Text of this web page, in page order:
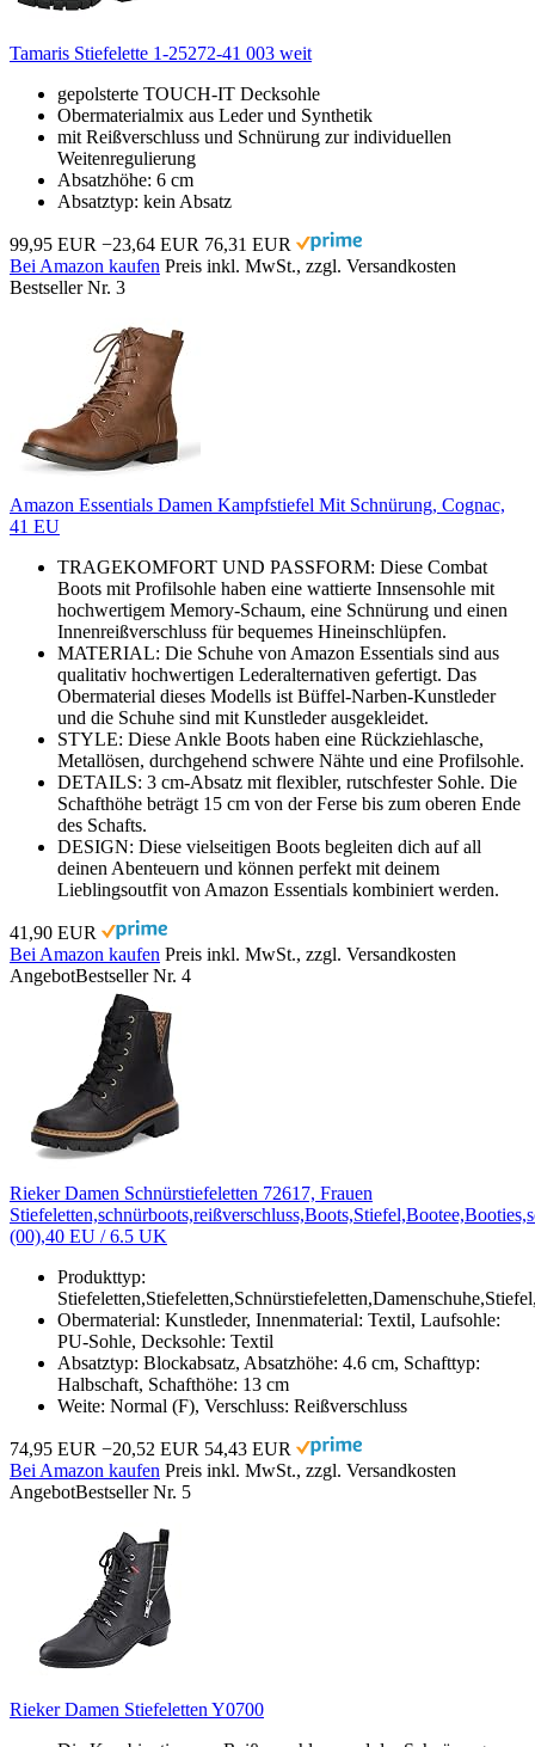
Tamaris Stiefelette 1-25272-41 003 weit
gepolsterte TOUCH-IT Decksohle
Obermaterialmix aus Leder und Synthetik
mit Reißverschluss und Schnürung zur individuellen
Weitenregulierung
Absatzhöhe: 6 cm
Absatztyp: kein Absatz
99,95 EUR −23,64 EUR 76,31 EUR
Bei Amazon kaufen Preis inkl. MwSt., zzgl. Versandkosten
Bestseller Nr. 3
Amazon Essentials Damen Kampfstiefel Mit Schnürung, Cognac,
41 EU
TRAGEKOMFORT UND PASSFORM: Diese Combat
Boots mit Profilsohle haben eine wattierte Innsensohle mit
hochwertigem Memory-Schaum, eine Schnürung und einen
Innenreißverschluss für bequemes Hineinschlüpfen.
MATERIAL: Die Schuhe von Amazon Essentials sind aus
qualitativ hochwertigen Lederalternativen gefertigt. Das
Obermaterial dieses Modells ist Büffel-Narben-Kunstleder
und die Schuhe sind mit Kunstleder ausgekleidet.
STYLE: Diese Ankle Boots haben eine Rückziehlasche,
Metallösen, durchgehend schwere Nähte und eine Profilsohle.
DETAILS: 3 cm-Absatz mit flexibler, rutschfester Sohle. Die
Schafthöhe beträgt 15 cm von der Ferse bis zum oberen Ende
des Schafts.
DESIGN: Diese vielseitigen Boots begleiten dich auf all
deinen Abenteuern und können perfekt mit deinem
Lieblingsoutfit von Amazon Essentials kombiniert werden.
41,90 EUR
Bei Amazon kaufen Preis inkl. MwSt., zzgl. Versandkosten
AngebotBestseller Nr. 4
Rieker Damen Schnürstiefeletten 72617, Frauen
(00),40 EU / 6.5 UK
Produkttyp:
Obermaterial: Kunstleder, Innenmaterial: Textil, Laufsohle:
PU-Sohle, Decksohle: Textil
Absatztyp: Blockabsatz, Absatzhöhe: 4.6 cm, Schafttyp:
Halbschaft, Schafthöhe: 13 cm
Weite: Normal (F), Verschluss: Reißverschluss
74,95 EUR −20,52 EUR 54,43 EUR
Bei Amazon kaufen Preis inkl. MwSt., zzgl. Versandkosten
AngebotBestseller Nr. 5
Rieker Damen Stiefeletten Y0700